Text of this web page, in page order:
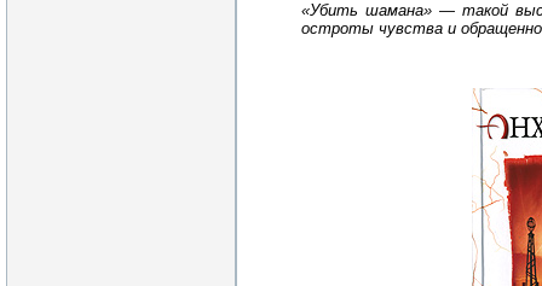
«Убить шамана» — такой
остроты чувства и